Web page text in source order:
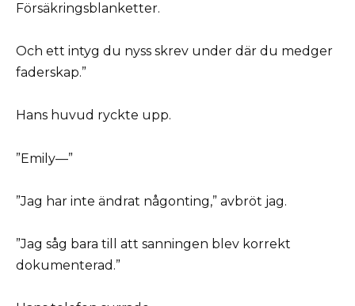
Försäkringsblanketter.
Och ett intyg du nyss skrev under där du medger
faderskap.”
Hans huvud ryckte upp.
”Emily—”
”Jag har inte ändrat någonting,” avbröt jag.
”Jag såg bara till att sanningen blev korrekt
dokumenterad.”